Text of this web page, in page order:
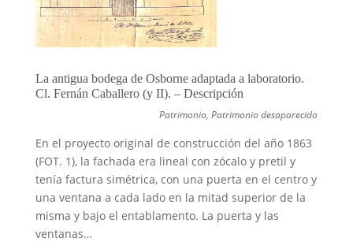
La antigua bodega de Osborne adaptada a laboratorio.
Cl. Fernán Caballero (y II). – Descripción
Patrimonio,Patrimonio desaparecido
En el proyecto original de construcción del año 1863
(FOT. 1), la fachada era lineal con zócalo y pretil y
tenía factura simétrica, con una puerta en el centro y
una ventana a cada lado en la mitad superior de la
misma y bajo el entablamento. La puerta y las
ventanas…